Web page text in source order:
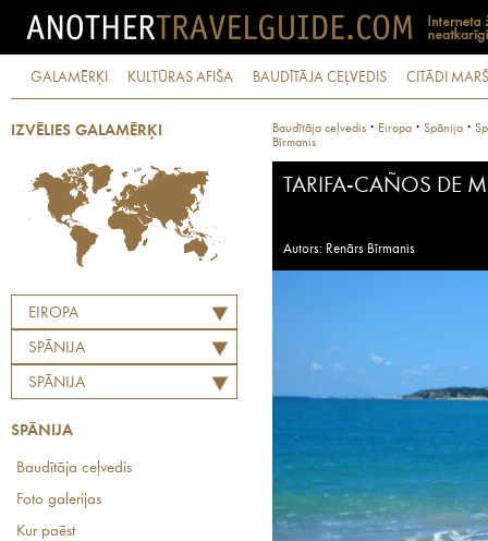
GALAMĒRĶI KULTŪRAS AFIŠA BAUDĪTĀJA CEĻVEDIS CITĀDI
IZVĒLIES GALAMĒRĶI
EIROPA
SPĀNIJA
SPĀNIJA
SPĀNIJA
Baudītāja ceļvedis
Foto galerijas
Kur paēst
Baudītāja ceļvedis · Eiropa · Spānija ·
Bīrmanis
TARIFA-CAÑOS DE
Autors: Renārs Bīrmanis